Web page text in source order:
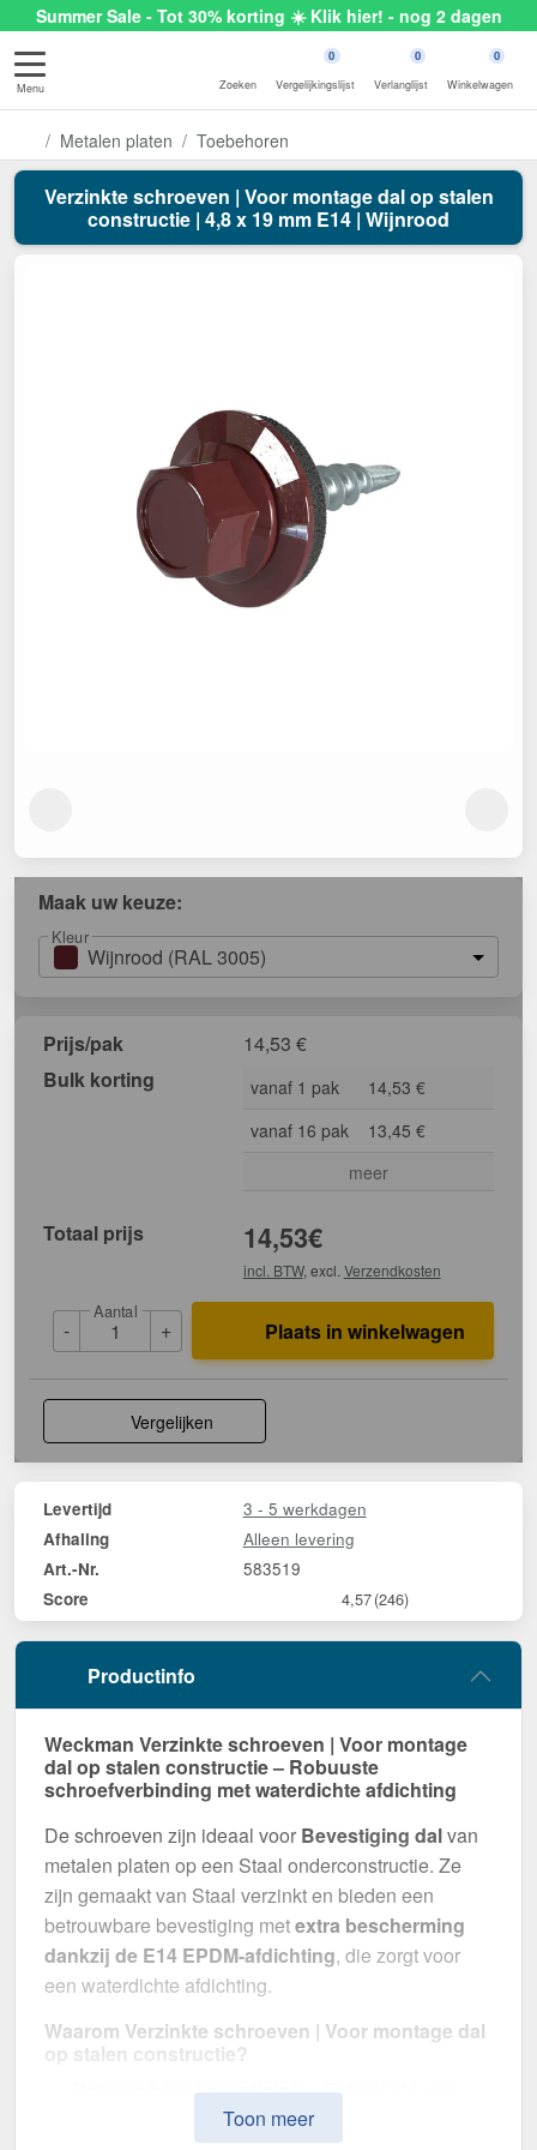
Summer Sale - Tot 30% korting ☀️ Klik hier! - nog 2 dagen
Menu Zoeken
0
Vergelijkingslijst
0
Verlanglijst
0
Winkelwagen
Metalen platen Toebehoren
Verzinkte schroeven | Voor montage dal op stalen
constructie | 4,8 x 19 mm E14 | Wijnrood
Maak uw keuze:
Kleur
Wijnrood (RAL 3005)
Prijs/pak 14,53 €
Bulk korting
vanaf 1 pak
14,53 €
vanaf 16 pak
13,45 €
meer
Totaal prijs 14,53€
incl. BTW, excl. Verzendkosten
-
Aantal
+ Plaats in winkelwagen
Vergelijken
Levertijd 3 - 5 werkdagen
Afhaling Alleen levering
Art.-Nr. 583519
Score 4,57(246)
Productinfo
Weckman Verzinkte schroeven | Voor montage
dal op stalen constructie – Robuuste
schroefverbinding met waterdichte afdichting
De schroeven zijn ideaal voor Bevestiging dalvan
metalen platen op een Staal onderconstructie. Ze
zijn gemaakt van Staal verzinkt en bieden een
betrouwbare bevestiging metextra bescherming
dankzij de E14 EPDM-afdichting, die zorgt voor
een waterdichte afdichting.
Waarom Verzinkte schroeven | Voor montage dal
op stalen constructie?
Betrouwbare bevestiging– Ontwikkeld voor
Toon meer